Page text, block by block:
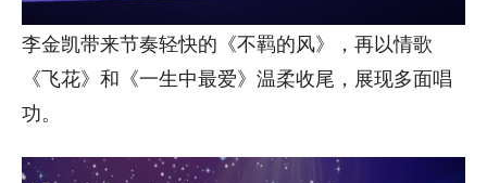
李金凯带来节奏轻快的《不羁的风》，再以情歌
《飞花》和《一生中最爱》温柔收尾，展现多面唱
功。